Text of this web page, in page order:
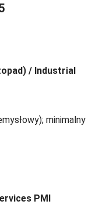
/ Industrial
minimalny
PMI